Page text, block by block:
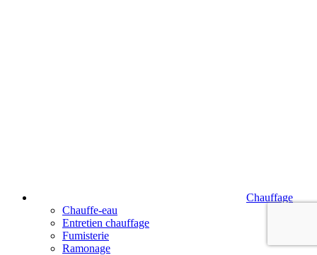
Chauffage
Chauffe-eau
Entretien chauffage
Fumisterie
Ramonage